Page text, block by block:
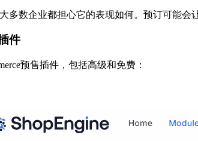
多数企业都担心它的表现如何。预订可能会
件
预售插件，包括高级和免费：